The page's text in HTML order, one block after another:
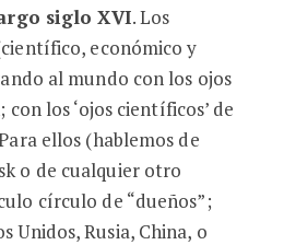
siglo XVI. Los
económico y
al mundo con los ojos
con los ‘ojos científicos’ de
ellos (hablemos de
o de cualquier otro
círculo de “dueños”;
Unidos, Rusia, China, o